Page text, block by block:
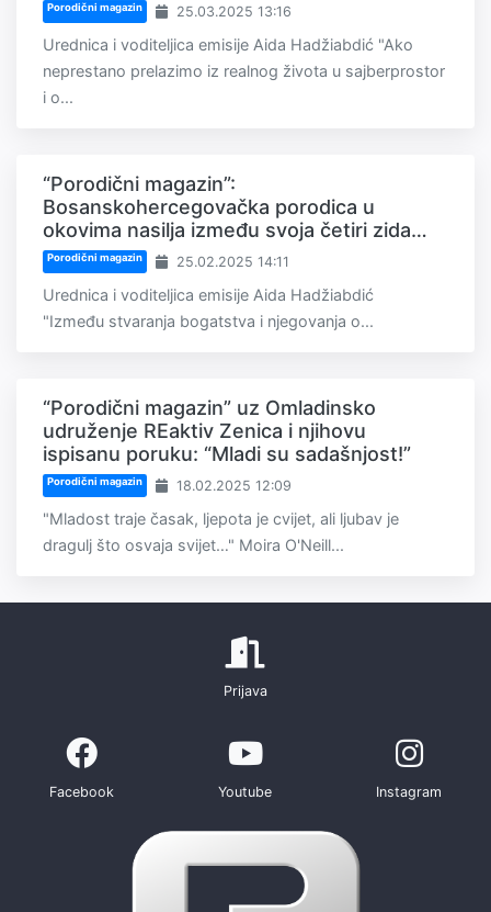
Porodični magazin 25.03.2025 13:16
Urednica i voditeljica emisije Aida Hadžiabdić "Ako
neprestano prelazimo iz realnog života u sajberprostor
i o...
“Porodični magazin”:
Bosanskohercegovačka porodica u
okovima nasilja između svoja četiri zida…
Porodični magazin 25.02.2025 14:11
Urednica i voditeljica emisije Aida Hadžiabdić
"Između stvaranja bogatstva i njegovanja o...
“Porodični magazin” uz Omladinsko
udruženje REaktiv Zenica i njihovu
ispisanu poruku: “Mladi su sadašnjost!”
Porodični magazin 18.02.2025 12:09
"Mladost traje časak, ljepota je cvijet, ali ljubav je
dragulj što osvaja svijet…" Moira O'Neill...
Prijava
Facebook Youtube Instagram